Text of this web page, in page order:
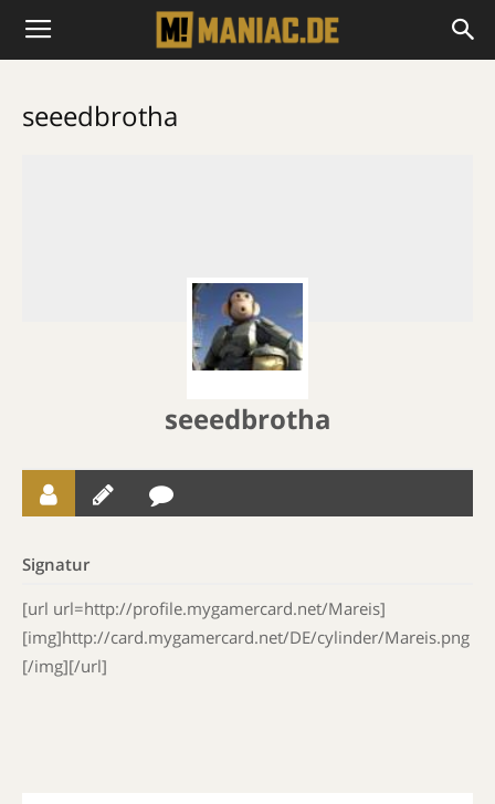
seeedbrotha
seeedbrotha
Signatur
[url url=http://profile.mygamercard.net/Mareis]
[img]http://card.mygamercard.net/DE/cylinder/Mareis.png
[/img][/url]